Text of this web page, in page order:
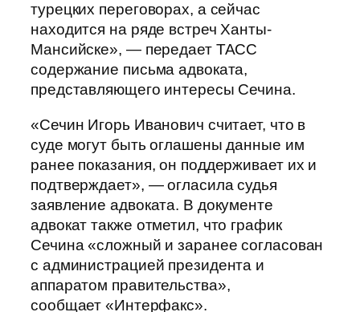
турецких переговорах, а сейчас
находится на ряде встреч Ханты-
Мансийске», — передает ТАСС
содержание письма адвоката,
представляющего интересы Сечина.
«Сечин Игорь Иванович считает, что в
суде могут быть оглашены данные им
ранее показания, он поддерживает их и
подтверждает», — огласила судья
заявление адвоката. В документе
адвокат также отметил, что график
Сечина «сложный и заранее согласован
с администрацией президента и
аппаратом правительства»,
сообщает «Интерфакс».